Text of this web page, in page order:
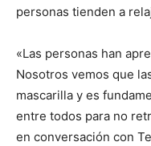
personas tienden a
«Las personas han
Nosotros vemos que
mascarilla y es
entre todos para no
en conversación con